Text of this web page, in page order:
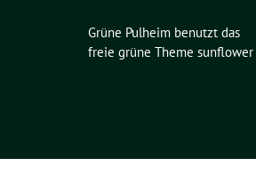
Grüne Pulheim benutzt das
freie grüne Theme sunflower